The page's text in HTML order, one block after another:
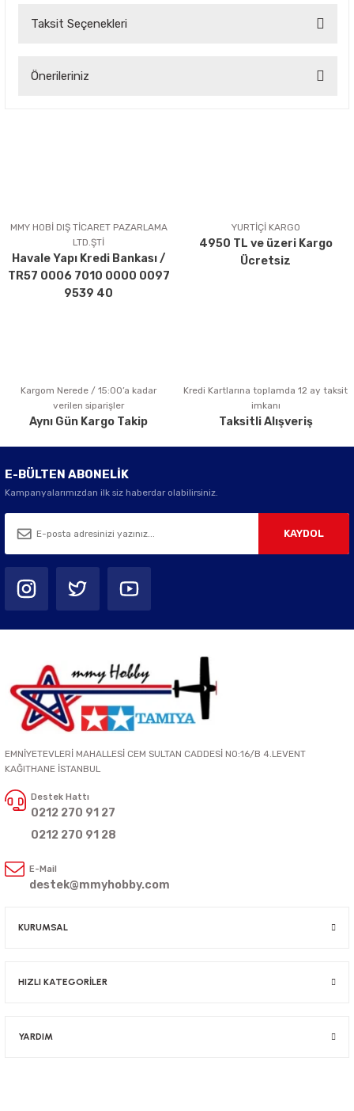
Taksit Seçenekleri
Önerileriniz
Ürün açıklamasında eksik bilgiler bulunuyor.
Ürün bilgilerinde hatalar bulunuyor.
Ürün fiyatı diğer sitelerden daha pahalı.
Bu ürüne benzer farklı alternatifler olmalı.
Gönder
MMY HOBİ DIŞ TİCARET PAZARLAMA
LTD.ŞTİ
Havale Yapı Kredi Bankası /
TR57 0006 7010 0000 0097
9539 40
YURTİÇİ KARGO
4950 TL ve üzeri Kargo
Ücretsiz
Kargom Nerede / 15:00’a kadar
verilen siparişler
Aynı Gün Kargo Takip
Kredi Kartlarına toplamda 12 ay taksit
imkanı
Taksitli Alışveriş
E-BÜLTEN ABONELİK
Kampanyalarımızdan ilk siz haberdar olabilirsiniz.
KAYDOL
EMNİYETEVLERİ MAHALLESİ CEM SULTAN CADDESİ NO:16/B 4.LEVENT
KAĞITHANE İSTANBUL
Destek Hattı
0212 270 91 27
0212 270 91 28
E-Mail
destek@mmyhobby.com
KURUMSAL
HIZLI KATEGORİLER
YARDIM